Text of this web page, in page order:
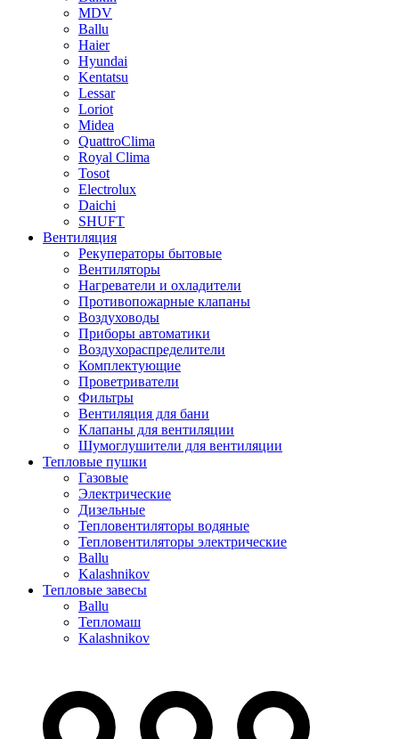
MDV
Ballu
Haier
Hyundai
Kentatsu
Lessar
Loriot
Midea
QuattroСlima
Royal Clima
Tosot
Electrolux
Daichi
SHUFT
Вентиляция
Рекуператоры бытовые
Вентиляторы
Нагреватели и охладители
Противопожарные клапаны
Воздуховоды
Приборы автоматики
Воздухораспределители
Комплектующие
Проветриватели
Фильтры
Вентиляция для бани
Клапаны для вентиляции
Шумоглушители для вентиляции
Тепловые пушки
Газовые
Электрические
Дизельные
Тепловентиляторы водяные
Тепловентиляторы электрические
Ballu
Kalashnikov
Тепловые завесы
Ballu
Тепломаш
Kalashnikov